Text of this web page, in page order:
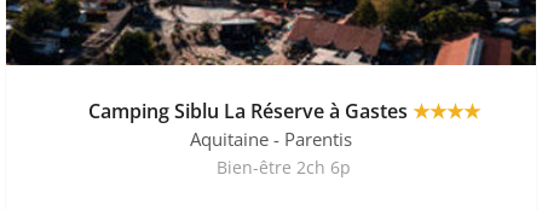
Camping Siblu La Réserve à Gastes ★★★★
Aquitaine - Parentis
Bien-être 2ch 6p